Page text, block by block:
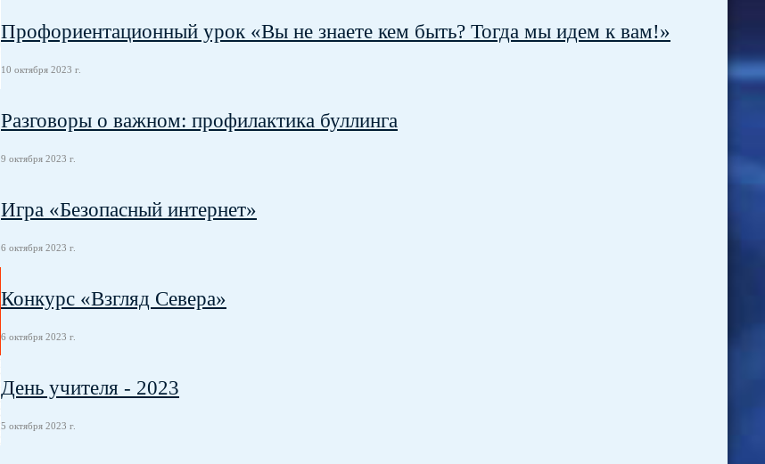
Профориентационный урок «Вы не знаете кем быть? Тогда мы идем к вам!»
10 октября 2023 г.
Разговоры о важном: профилактика буллинга
9 октября 2023 г.
Игра «Безопасный интернет»
6 октября 2023 г.
Конкурс «Взгляд Севера»
6 октября 2023 г.
День учителя - 2023
5 октября 2023 г.